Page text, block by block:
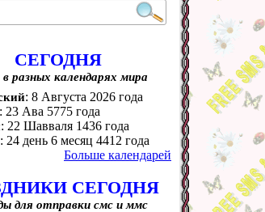
СЕГОДНЯ
разных календарях мира
: 8 Августа 2026 года
: 23 Ава 5775 года
: 22 Шавваля 1436 года
: 24 день 6 месяц 4412 года
Больше календарей
СЕГОДНЯ
для отправки смс и ммс